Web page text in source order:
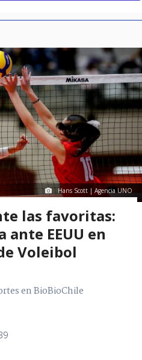
Hans Scott | Agencia UNO
las favoritas:
ante EEUU en
Voleibol
en BioBioChile